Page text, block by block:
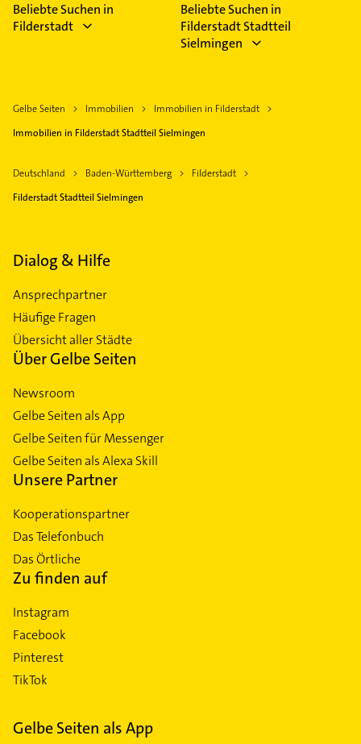
Beliebte Suchen in
Filderstadt
Beliebte Suchen in
Filderstadt Stadtteil
Sielmingen
Gelbe Seiten Immobilien
Immobilien in Filderstadt
Immobilien in Filderstadt Stadtteil Sielmingen
Deutschland Baden-Württemberg
Filderstadt
Filderstadt Stadtteil Sielmingen
Dialog & Hilfe
Ansprechpartner
Häufige Fragen
Übersicht aller Städte
Über Gelbe Seiten
Newsroom
Gelbe Seiten als App
Gelbe Seiten für Messenger
Gelbe Seiten als Alexa Skill
Unsere Partner
Kooperationspartner
Das Telefonbuch
Das Örtliche
Zu finden auf
Instagram
Facebook
Pinterest
TikTok
Gelbe Seiten als App